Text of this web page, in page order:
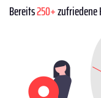
Bereits250+zufriedene